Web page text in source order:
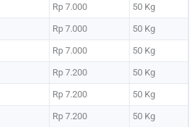
Rp 7.000 50 Kg
Rp 7.000 50 Kg
Rp 7.000 50 Kg
Rp 7.200 50 Kg
Rp 7.200 50 Kg
Rp 7.200 50 Kg